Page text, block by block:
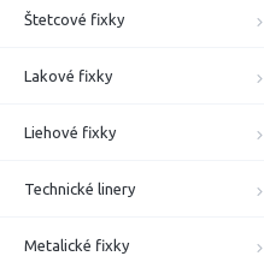
Štetcové fixky
Lakové fixky
Liehové fixky
Technické linery
Metalické fixky